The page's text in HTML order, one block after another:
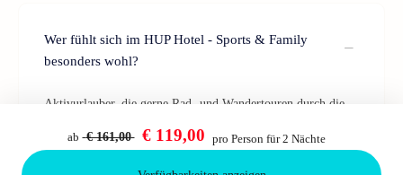
Wer fühlt sich im HUP Hotel - Sports & Family
besonders wohl?
Aktivurlauber, die gerne Rad- und Wandertouren durch die
kompakten Romantikurlaub suchen.
ab € 161,00 € 119,00 pro Person für 2 Nächte